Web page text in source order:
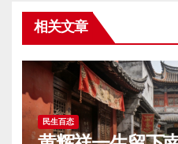
相关文章
民生百态